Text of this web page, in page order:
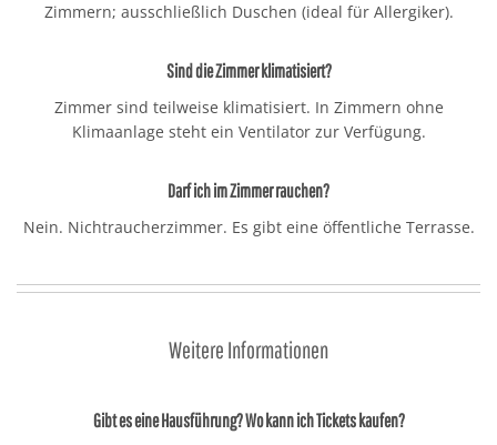
Zimmern; ausschließlich Duschen (ideal für Allergiker).
Sind die Zimmer klimatisiert?
Zimmer sind teilweise klimatisiert. In Zimmern ohne
Klimaanlage steht ein Ventilator zur Verfügung.
Darf ich im Zimmer rauchen?
Nein. Nichtraucherzimmer. Es gibt eine öffentliche Terrasse.
Weitere Informationen
Gibt es eine Hausführung? Wo kann ich Tickets kaufen?